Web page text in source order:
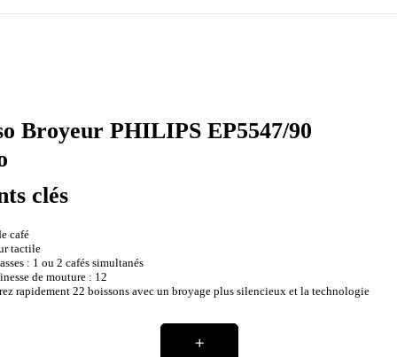
Broyeur PHILIPS EP5547/90
clés
café
tactile
: 1 ou 2 cafés simultanés
de mouture : 12
rapidement 22 boissons avec un broyage plus silencieux et la technologie